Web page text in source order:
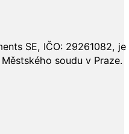
SE, IČO: 29261082,
soudu v Praze.